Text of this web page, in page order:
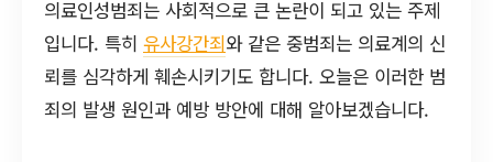
의료인성범죄는 사회적으로 큰 논란이 되고 있는 주제
입니다. 특히 유사강간죄와 같은 중범죄는 의료계의 신
뢰를 심각하게 훼손시키기도 합니다. 오늘은 이러한 범
죄의 발생 원인과 예방 방안에 대해 알아보겠습니다.